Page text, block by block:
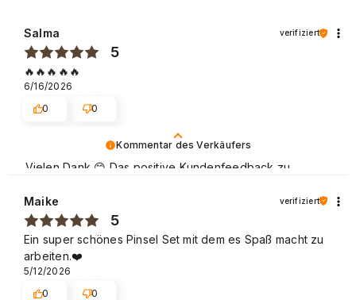
Kommentar des Verkäufers
Vielen Dank 😊 Das positive Kundenfeedback zu
auch in Schönheitssalons großer Beliebtheit erfreut,
schmeichelt uns sehr. Liebe Grüße
Salma verifiziert
5
🔥🔥🔥🔥🔥
6/16/2026
0
0
Maike verifiziert
5
Ein super schönes Pinsel Set mit dem es Spaß macht zu
arbeiten.❤️
5/12/2026
0
0